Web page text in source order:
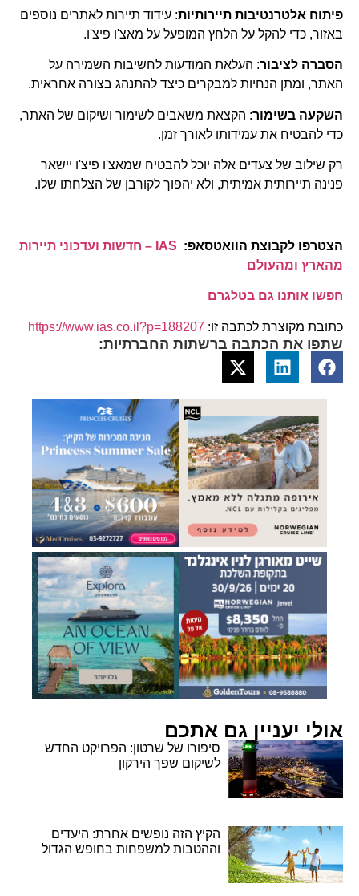
פיתוח אלטרנטיבות תיירותיות: עידוד תיירות לאתרים נוספים
באזור, כדי להקל על הלחץ המופעל על מאצ'ו פיצ'ו.
הסברה לציבור: העלאת המודעות לחשיבות השמירה על
האתר, ומתן הנחיות למבקרים כיצד להתנהג בצורה אחראית.
השקעה בשימור: הקצאת משאבים לשימור ושיקום של האתר,
כדי להבטיח את עמידותו לאורך זמן.
רק שילוב של צעדים אלה יוכל להבטיח שמאצ'ו פיצ'ו יישאר
פנינה תיירותית אמיתית, ולא יהפוך לקורבן של הצלחתו שלו.
הצטרפו לקבוצת הוואטסאפ:
IAS – חדשות ועדכוני תיירות
מהארץ ומהעולם
חפשו אותנו גם בטלגרם
כתובת מקוצרת לכתבה זו: https://www.ias.co.il?p=188207
שתפו את הכתבה ברשתות החברתיות:
אולי יעניין גם אתכם
סיפורו של שרטון: הפרויקט החדש
לשיקום שפך הירקון
הקיץ הזה נופשים אחרת: היעדים
וההטבות למשפחות בחופש הגדול